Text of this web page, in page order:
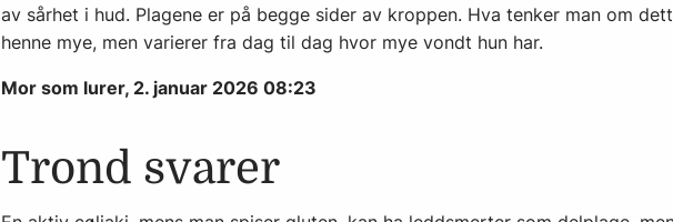
av sårhet i hud. Plagene er på begge sider av kroppen. Hva tenker man om
henne mye, men varierer fra dag til dag hvor mye vondt hun har.
Mor som lurer, 2. januar 2026 08:23
Trond svarer